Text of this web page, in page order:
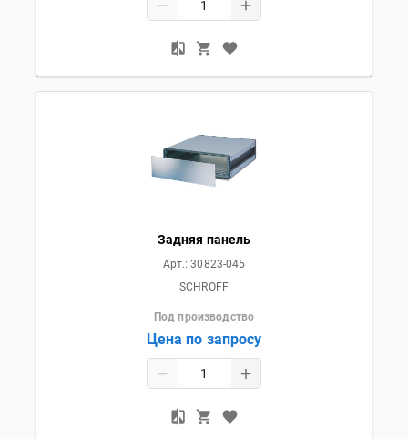
Задняя панель
Арт.:30823-045
SCHROFF
Под производство
Цена по запросу